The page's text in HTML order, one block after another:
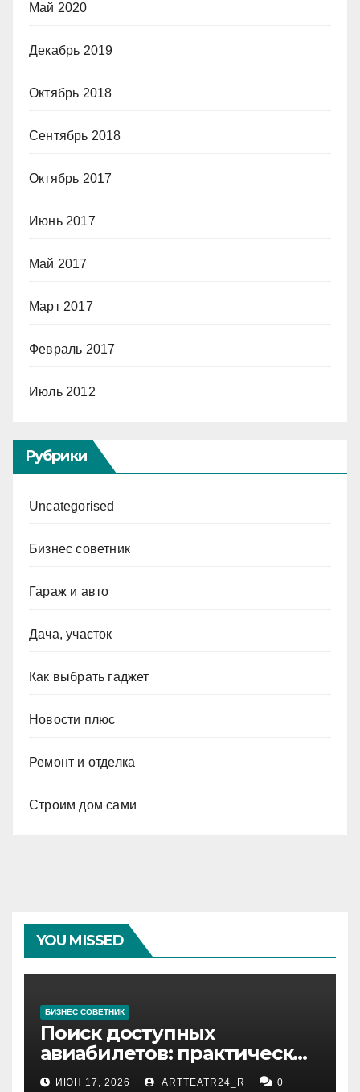
Май 2020
Декабрь 2019
Октябрь 2018
Сентябрь 2018
Октябрь 2017
Июнь 2017
Май 2017
Март 2017
Февраль 2017
Июль 2012
Рубрики
Uncategorised
Бизнес советник
Гараж и авто
Дача, участок
Как выбрать гаджет
Новости плюс
Ремонт и отделка
Строим дом сами
YOU MISSED
БИЗНЕС СОВЕТНИК
Поиск доступных
авиабилетов: практические
рекомендации
ИЮН 17, 2026 ARTTEATR24_R 0